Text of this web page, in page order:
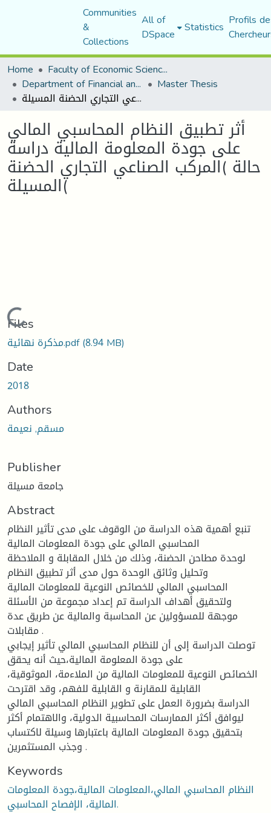
Communities
&
Collections
All of
DSpace Statistics Profils
Home
Faculty of Economic Sciences, Commerce and Management Sciences
Department of Financial and Accounting Sciences Master Thesis
أثر تطبيق النظام المحاسبي المالي على جودة المعلومة المالية دراسة حالة )المركب الصناعي التجاري الحضنة المسيلة(
أثر تطبيق النظام المحاسبي المالي
على جودة المعلومة المالية دراسة
حالة )المركب الصناعي التجاري الحضنة
المسيلة(
Loading...
Files
مذكرة نهائية.pdf(8.94 MB)
Date
2018
Authors
مسقم, نعيمة
Publisher
جامعة مسيلة
Abstract
تنبع أهمية هذه الدراسة من الوقوف على مدى تأثير النظام
المحاسبي المالي على جودة المعلومات المالية
لوحدة مطاحن الحضنة، وذلك من خلال المقابلة و الملاحظة
وتحليل وثائق الوحدة حول مدى أثر تطبيق النظام
المحاسبي المالي للخصائص النوعية للمعلومات المالية
ولتحقيق أهداف الدراسة تم إعداد مجموعة من الأسئلة
موجهة للمسؤولين عن المحاسبة والمالية عن طريق عدة
مقابلات .
توصلت الدراسة إلى أن للنظام المحاسبي المالي تأثير إيجابي
على جودة المعلومة المالية،حيث أنه يحقق
الخصائص النوعية للمعلومات المالية من الملاءمة، الموثوقية،
القابلية للمقارنة و القابلية للفهم، وقد اقترحت
الدراسة بضرورة العمل على تطوير النظام المحاسبي المالي
ليوافق أكثر الممارسات المحاسبية الدولية، والاهتمام أكثر
بتحقيق جودة المعلومات المالية باعتبارها وسيلة لاكتساب
وجذب المستثمرين .
Keywords
النظام المحاسبي المالي،المعلومات المالية،جودة المعلومات
المالية، الإفصاح المحاسبي.